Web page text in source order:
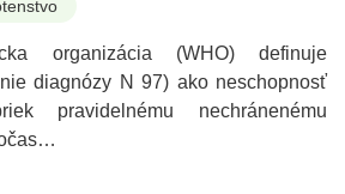
organizácia (WHO) definuje
diagnózy N 97) ako neschopnosť
pravidelnému nechránenému